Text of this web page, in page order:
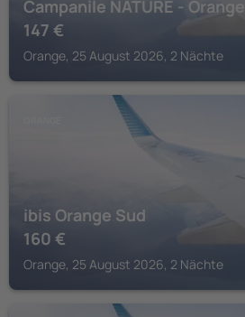
Campanile NATURE - Orange
147 €
Orange, 25 August 2026, 2 Nächte
ibis Orange Sud
160 €
Orange, 25 August 2026, 2 Nächte